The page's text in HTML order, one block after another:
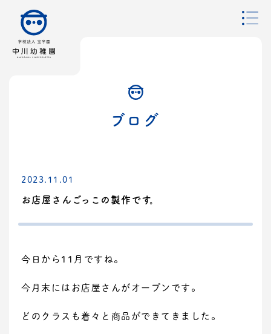
ブログ
2023.11.01
お店屋さんごっこの製作です。
今日から11月ですね。
今月末にはお店屋さんがオープンです。
どのクラスも着々と商品ができてきました。